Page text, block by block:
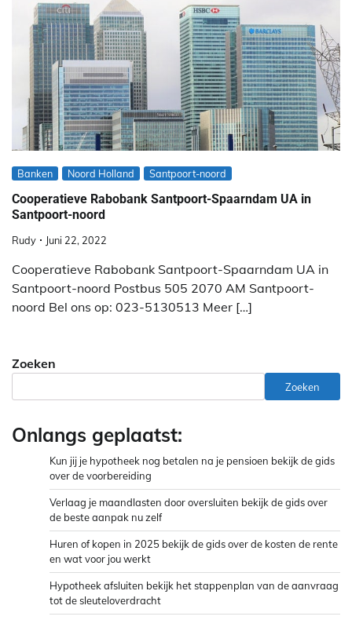
Banken Noord Holland Santpoort-noord
Cooperatieve Rabobank Santpoort-Spaarndam UA in
Santpoort-noord
Rudy Juni 22, 2022
Cooperatieve Rabobank Santpoort-Spaarndam UA in
Santpoort-noord Postbus 505 2070 AM Santpoort-
noord Bel ons op: 023-5130513 Meer […]
Zoeken
Zoeken
Onlangs geplaatst:
Kun jij je hypotheek nog betalen na je pensioen bekijk de gids
over de voorbereiding
Verlaag je maandlasten door oversluiten bekijk de gids over
de beste aanpak nu zelf
Huren of kopen in 2025 bekijk de gids over de kosten de rente
en wat voor jou werkt
Hypotheek afsluiten bekijk het stappenplan van de aanvraag
tot de sleuteloverdracht